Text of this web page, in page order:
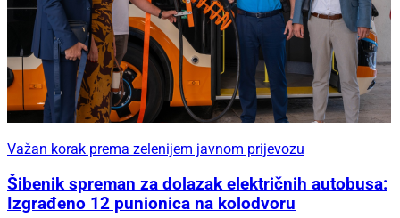
Važan korak prema zelenijem javnom prijevozu
Šibenik spreman za dolazak električnih autobusa:
Izgrađeno 12 punionica na kolodvoru